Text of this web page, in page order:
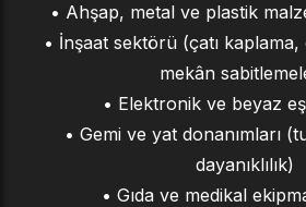
• Ahşap, metal ve plastik
• İnşaat sektörü (çatı kaplama,
mekân
• Elektronik ve beyaz
• Gemi ve yat donanımları
dayanıklılık)
• Gıda ve medikal